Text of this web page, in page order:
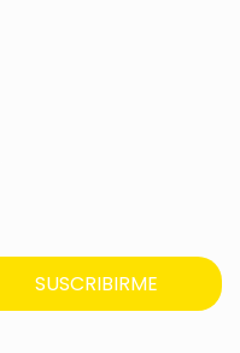
SUSCRIBIRME